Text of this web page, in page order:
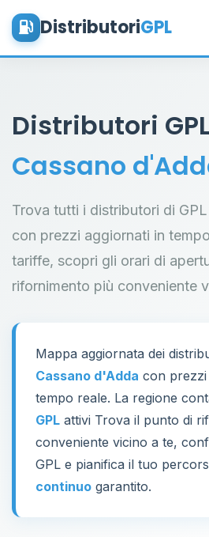
DistributoriGPL
Distributori
Cassano
Trova tutti i distributori di
con prezzi aggiornati in
tariffe, scopri gli orari di
rifornimento più conveniente
Mappa aggiornata dei
Cassano d'Adda con prezzi
tempo reale. La regione
GPL attivi Trova il punto di
conveniente vicino a te,
GPL e pianifica il tuo
continuo garantito.